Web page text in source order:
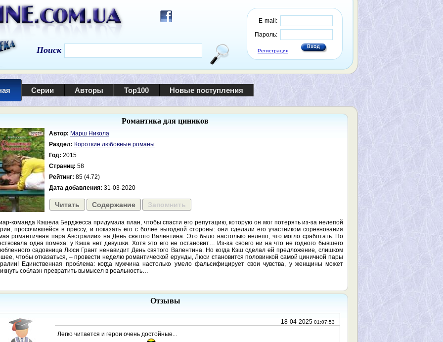
E-mail:
Пароль:
Регистрация
Поиск
Серии Авторы Top100 Новые поступления
Романтика для циников
Автор: Марш Никола
Раздел: Короткие любовные романы
Год: 2015
Страниц: 58
Рейтинг: 85 (4.72)
Дата добавления: 31-03-2020
Читать Содержание Запомнить
команда Кэшела Берджесса придумала план, чтобы спасти его репутацию, которую он мог потерять из-за нелепой
просочившейся в прессу, и показать его с более выгодной стороны: они сделали его участником соревнования
романтичная пара Австралии» на День святого Валентина. Это было настолько нелепо, что могло сработать. Но
одна помеха: у Кэша нет девушки. Хотя это его не остановит… Из-за своего ни на что не годного бывшего
садовница Люси Грант ненавидит День святого Валентина. Но когда Кэш сделал ей предложение, слишком
чтобы отказаться, – провести неделю романтической ерунды, Люси становится половинкой самой циничной пары
Единственная проблема: когда мужчина настолько умело фальсифицирует свои чувства, у женщины может
соблазн превратить вымысел в реальность…
Отзывы
18-04-2025 01:07:53
Легко читается и герои очень достойные...